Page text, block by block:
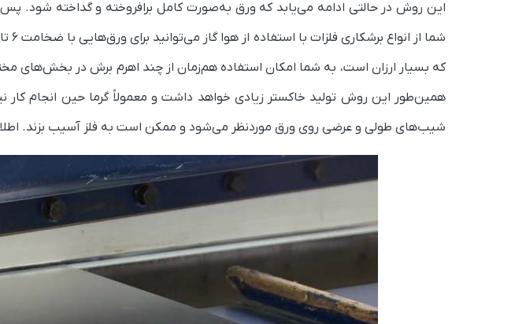
این روش در حالتی ادامه می‌یابد که ورق به‌صورت کامل برافروخته و گداخته شود.
که بسیار ارزان است، به شما امکان استفاده هم‌زمان از چند اهرم برش در بخش‌های
همین‌طور این روش تولید خاکستر زیادی خواهد داشت و معمولاً گرما حین انجام کار
شیب‌های طولی و عرضی روی ورق موردنظر می‌شود و ممکن است به فلز آسیب بزند.